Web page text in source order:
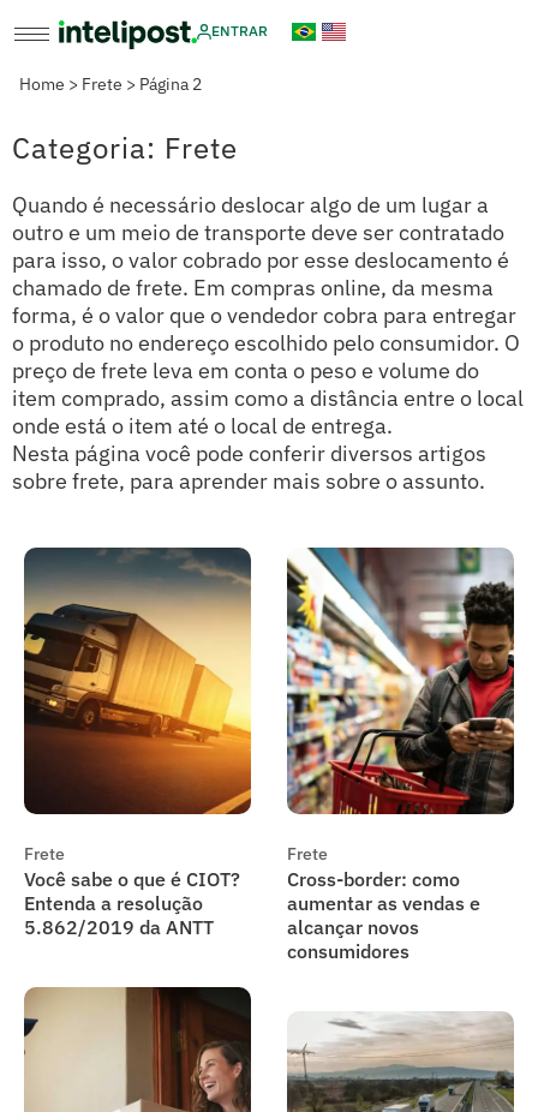
ENTRAR
Home > Frete > Página 2
Categoria: Frete
Quando é necessário deslocar algo de um lugar a
outro e um meio de transporte deve ser contratado
para isso, o valor cobrado por esse deslocamento é
chamado de frete. Em compras online, da mesma
forma, é o valor que o vendedor cobra para entregar
o produto no endereço escolhido pelo consumidor. O
preço de frete leva em conta o peso e volume do
item comprado, assim como a distância entre o local
onde está o item até o local de entrega.
Nesta página você pode conferir diversos artigos
sobre frete, para aprender mais sobre o assunto.
Frete
Você sabe o que é CIOT?
Entenda a resolução
5.862/2019 da ANTT
Frete
Cross-border: como
aumentar as vendas e
alcançar novos
consumidores